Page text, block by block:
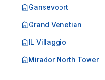
Gansevoort
Grand Venetian
IL Villaggio
Mirador North Tower